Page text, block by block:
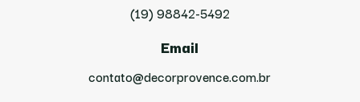
(19) 98842-5492
Email
contato@decorprovence.com.br